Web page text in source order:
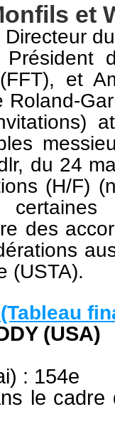
et
Président
et
Roland-
du 24
(H/F)
des
(USTA).
(USA)
: 154e
le